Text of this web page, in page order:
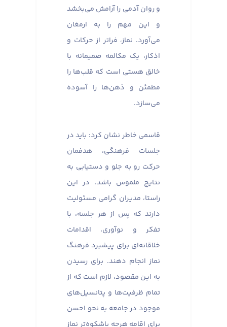
و روان آدمی را آرامش می‌بخشد
و این مهم را به ارمغان
می‌آورد. نماز، فراتر از حرکات و
اذکار، یک مکالمه صمیمانه با
خالق هستی است که قلب‌ها را
مطمئن و ذهن‌ها را آسوده
می‌سازد.
قاسمی خاطر نشان کرد: باید در
جلسات فرهنگی، هدفمان
حرکت رو به جلو و دستیابی به
نتایج ملموس باشد. در این
راستا، مدیران گرامی مسئولیت
دارند که پس از هر جلسه، با
تفکر و نوآوری، اقدامات
خلاقانه‌ای برای پیشبرد فرهنگ
نماز انجام دهند. برای رسیدن
به این مقصود، لازم است که از
تمام ظرفیت‌ها و پتانسیل‌های
موجود در جامعه به نحو احسن
برای اقامه هرچه باشکوه‌تر نماز